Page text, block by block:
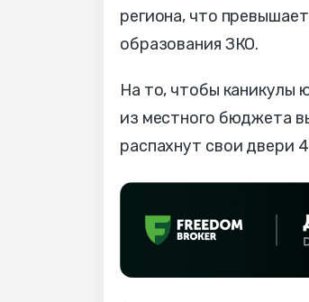
региона, что
образования ЗКО.
На то, чтобы каникулы
из местного бюджета
распахнут свои двери